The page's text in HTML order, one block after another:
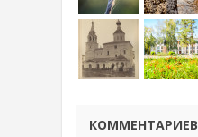
КОММЕНТАРИЕВ